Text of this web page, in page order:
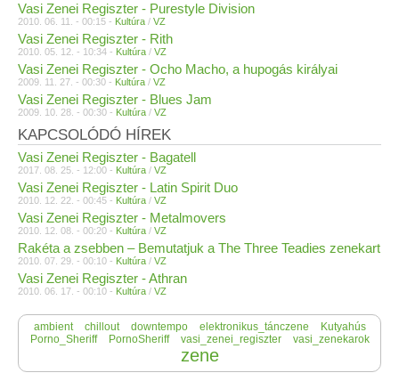
Vasi Zenei Regiszter - Purestyle Division
2010. 06. 11. - 00:15 - Kultúra / VZ
Vasi Zenei Regiszter - Rith
2010. 05. 12. - 10:34 - Kultúra / VZ
Vasi Zenei Regiszter - Ocho Macho, a hupogás királyai
2009. 11. 27. - 00:30 - Kultúra / VZ
Vasi Zenei Regiszter - Blues Jam
2009. 10. 28. - 00:30 - Kultúra / VZ
KAPCSOLÓDÓ HÍREK
Vasi Zenei Regiszter - Bagatell
2017. 08. 25. - 12:00 - Kultúra / VZ
Vasi Zenei Regiszter - Latin Spirit Duo
2010. 12. 22. - 00:45 - Kultúra / VZ
Vasi Zenei Regiszter - Metalmovers
2010. 12. 08. - 00:20 - Kultúra / VZ
Rakéta a zsebben – Bemutatjuk a The Three Teadies zenekart
2010. 07. 29. - 00:10 - Kultúra / VZ
Vasi Zenei Regiszter - Athran
2010. 06. 17. - 00:10 - Kultúra / VZ
ambient chillout downtempo elektronikus_tánczene
Kutyahús
Porno_Sheriff
PornoSheriff vasi_zenei_regiszter vasi_zenekarok
zene